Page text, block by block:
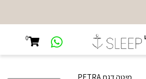
0